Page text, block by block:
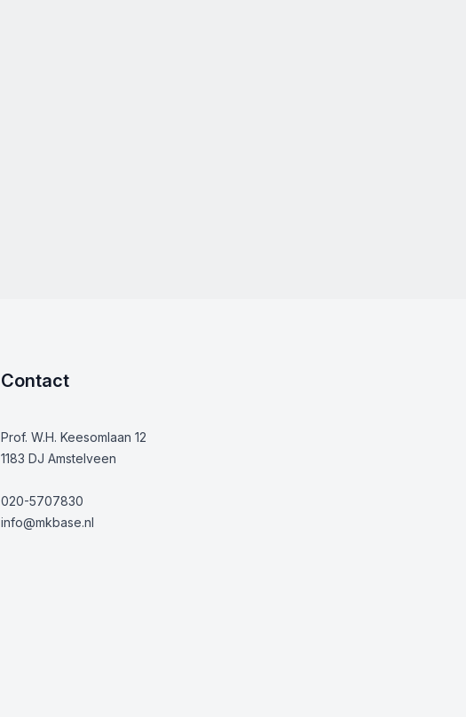
Contact
Prof. W.H. Keesomlaan 12
1183 DJ Amstelveen
020-5707830
info@mkbase.nl